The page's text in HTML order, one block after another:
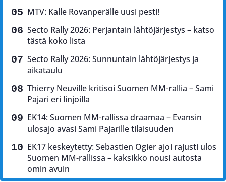
MTV: Kalle Rovanperälle uusi pesti!
Secto Rally 2026: Perjantain lähtöjärjestys – katso
tästä koko lista
Secto Rally 2026: Sunnuntain lähtöjärjestys ja
aikataulu
Thierry Neuville kritisoi Suomen MM-rallia – Sami
Pajari eri linjoilla
EK14: Suomen MM-rallissa draamaa – Evansin
ulosajo avasi Sami Pajarille tilaisuuden
EK17 keskeytetty: Sebastien Ogier ajoi rajusti ulos
Suomen MM-rallissa – kaksikko nousi autosta
omin avuin